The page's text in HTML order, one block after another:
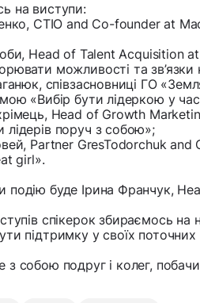
на виступи:
CTIO and Co-founder at
Head of Talent Acquisition
можливості та зв’язки
співзасновниці ГО
«Вибір бути лідеркою у
Head of Growth
лідерів поруч з собою»;
Partner GresTodorchuk and
girl».
подію буде Ірина Франчук,
спікерок збираємось на
підтримку у своїх поточних
з собою подруг і колег,